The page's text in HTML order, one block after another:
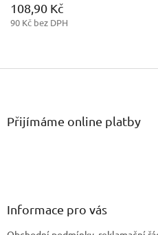
108,90 Kč
90 Kč bez DPH
Přijímáme online platby
Informace pro vás